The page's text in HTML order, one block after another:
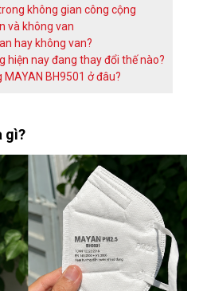
không gian công cộng
và không van
hay không van?
hiện nay đang thay đổi thế nào?
BH9501 ở đâu?
gì?